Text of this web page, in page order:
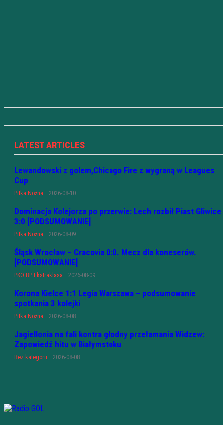
LATEST ARTICLES
Lewandowski z golem,Chicago Fire z wygraną w Leagues
Cup
Piłka Nożna 2026-08-10
Dominacja Kolejorza po przerwie: Lech rozbił Piast Gliwice
3:0 [PODSUMOWANIE]
Piłka Nożna 2026-08-09
Śląsk Wrocław – Cracovia 0:0. Mecz dla koneserów.
[PODSUMOWANIE]
PKO BP Ekstraklasa 2026-08-09
Korona Kielce 1:1 Legia Warszawa – podsumowanie
spotkania 3 kolejki
Piłka Nożna 2026-08-08
Jagiellonia na fali kontra głodny przełamania Widzew:
Zapowiedź hitu w Białymstoku
Bez kategorii 2026-08-08